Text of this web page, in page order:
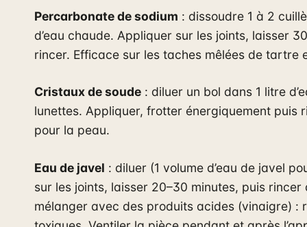
Percarbonate de sodium : dissoudre 1 à 2
d’eau chaude. Appliquer sur les joints, laisser
rincer. Efficace sur les taches mêlées de tartre
Cristaux de soude : diluer un bol dans 1 litre
lunettes. Appliquer, frotter énergiquement puis
pour la peau.
Eau de javel : diluer (1 volume d’eau de javel
sur les joints, laisser 20–30 minutes, puis
mélanger avec des produits acides (vinaigre) :